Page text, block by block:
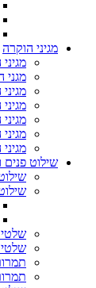
מגיני הוקרה
מגני
שילוט פנים
שלטי